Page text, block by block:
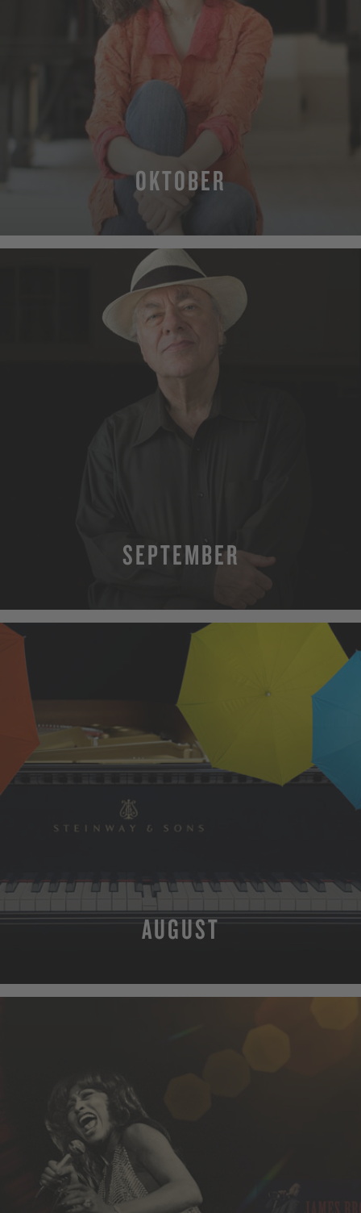
OKTOBER
SEPTEMBER
AUGUST